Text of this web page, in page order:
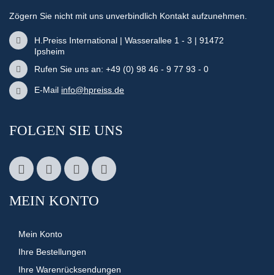
Zögern Sie nicht mit uns unverbindlich Kontakt aufzunehmen.
H.Preiss International | Wasserallee 1 - 3 | 91472
Ipsheim
Rufen Sie uns an: +49 (0) 98 46 - 9 77 93 - 0
E-Mail info@hpreiss.de
FOLGEN SIE UNS
MEIN KONTO
Mein Konto
Ihre Bestellungen
Ihre Warenrücksendungen